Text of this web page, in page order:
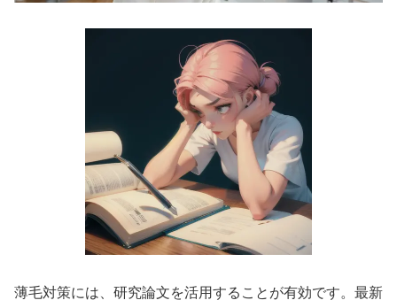
薄毛対策には、研究論文を活用することが有効です。最新